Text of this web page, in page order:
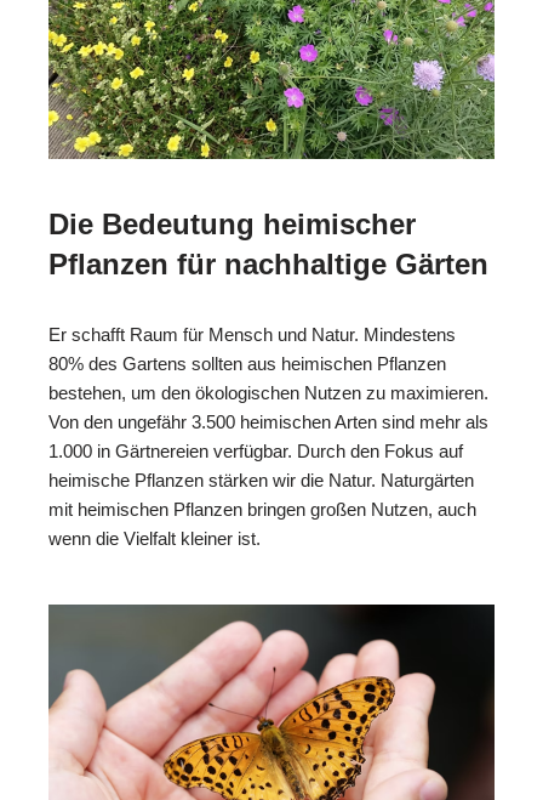
Die Bedeutung heimischer
Pflanzen für nachhaltige Gärten
Er schafft Raum für Mensch und Natur. Mindestens
80% des Gartens sollten aus heimischen Pflanzen
bestehen, um den ökologischen Nutzen zu maximieren.
Von den ungefähr 3.500 heimischen Arten sind mehr als
1.000 in Gärtnereien verfügbar. Durch den Fokus auf
heimische Pflanzen stärken wir die Natur. Naturgärten
mit heimischen Pflanzen bringen großen Nutzen, auch
wenn die Vielfalt kleiner ist.